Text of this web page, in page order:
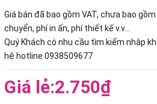
Giá bán đã bao gồm VAT, chưa bao
chuyển, phí in ấn, phí thiết kế v.v...
Quý Khách có nhu cầu tìm kiếm nhập
hệ hotline 0938509677
Giá lẻ:2.750₫